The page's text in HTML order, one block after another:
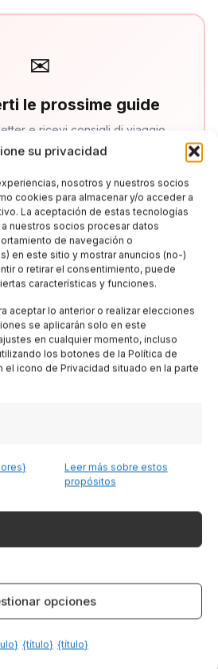
su privacidad
nosotros y nuestros socios
cookies para almacenar y/o acceder a
La aceptación de estas tecnologías
nuestros socios procesar datos
de navegación o
en este sitio y mostrar anuncios (no-)
o retirar el consentimiento, puede
características y funciones.
aceptar lo anterior o realizar elecciones
se aplicarán solo en este
en cualquier momento, incluso
los botones de la Política de
icono de Privacidad situado en la parte
Leer más sobre estos
propósitos
opciones
{título} {título}
✉
le prossime guide
e ricevi consigli di viaggio,
e le ultime novità sull'Italia
trovarlo, come
gustarlo
ricchi al mondo per varietà e qualità